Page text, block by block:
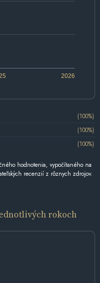
2026
(100%)
(100%)
(100%)
hodnotenia, vypočítaného na
recenzií z rôznych zdrojov.
rokoch